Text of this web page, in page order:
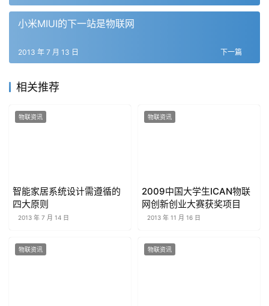
小米MIUI的下一站是物联网
下一篇
2013 年 7 月 13 日
相关推荐
物联资讯
智能家居系统设计需遵循的
四大原则
2013 年 7 月 14 日
物联资讯
2009中国大学生ICAN物联
网创新创业大赛获奖项目
2013 年 11 月 16 日
物联资讯 物联资讯